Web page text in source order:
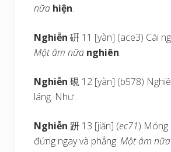
nữa hiện.
Nghiễn硏 11 [yàn] (ace3) Cái
Một âm nữa nghiên.
Nghiễn 硯 12 [yàn] (b578)
láng. Như .
Nghiễn 趼 13 [jiăn] (ec71) Móng
đứng ngay và phẳng.Một âm nữa